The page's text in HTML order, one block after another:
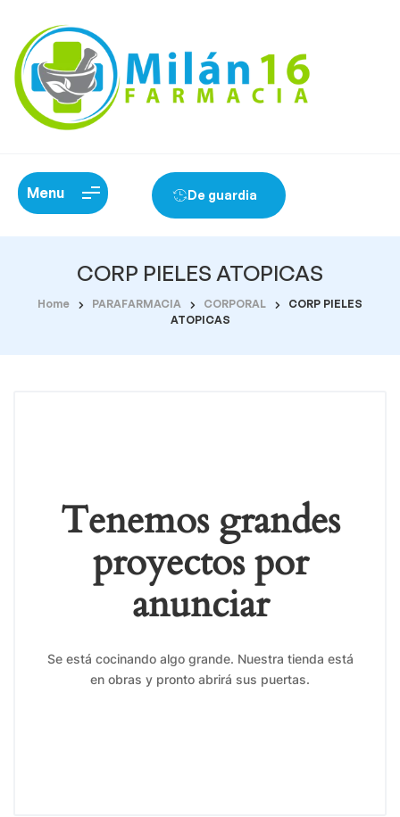
Menu De guardia
CORP PIELES ATOPICAS
Home PARAFARMACIA CORPORAL
CORP PIELES
ATOPICAS
Tenemos grandes
proyectos por
anunciar
Se está cocinando algo grande. Nuestra tienda está
en obras y pronto abrirá sus puertas.